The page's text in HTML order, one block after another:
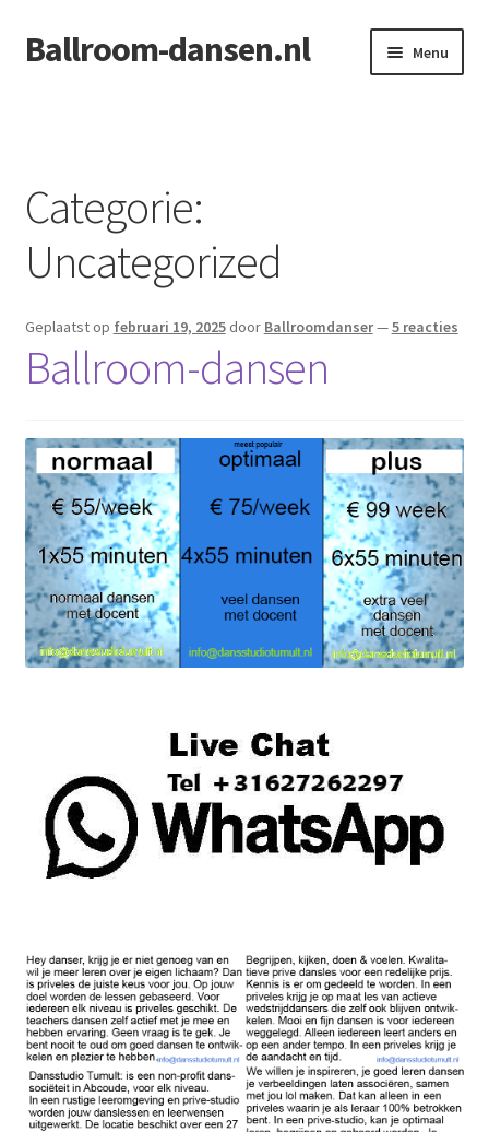
Ga
door
Ga
naar
Ballroom-dansen.nl Menu
Categorie:
Uncategorized
Geplaatst op februari 19, 2025 door Ballroomdanser—5 reacties
Ballroom-dansen